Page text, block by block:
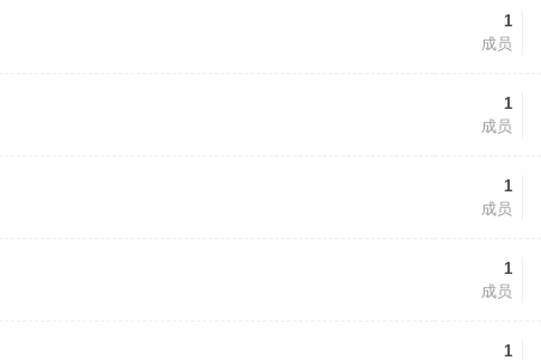
1
成员
1
成员
1
成员
1
成员
1